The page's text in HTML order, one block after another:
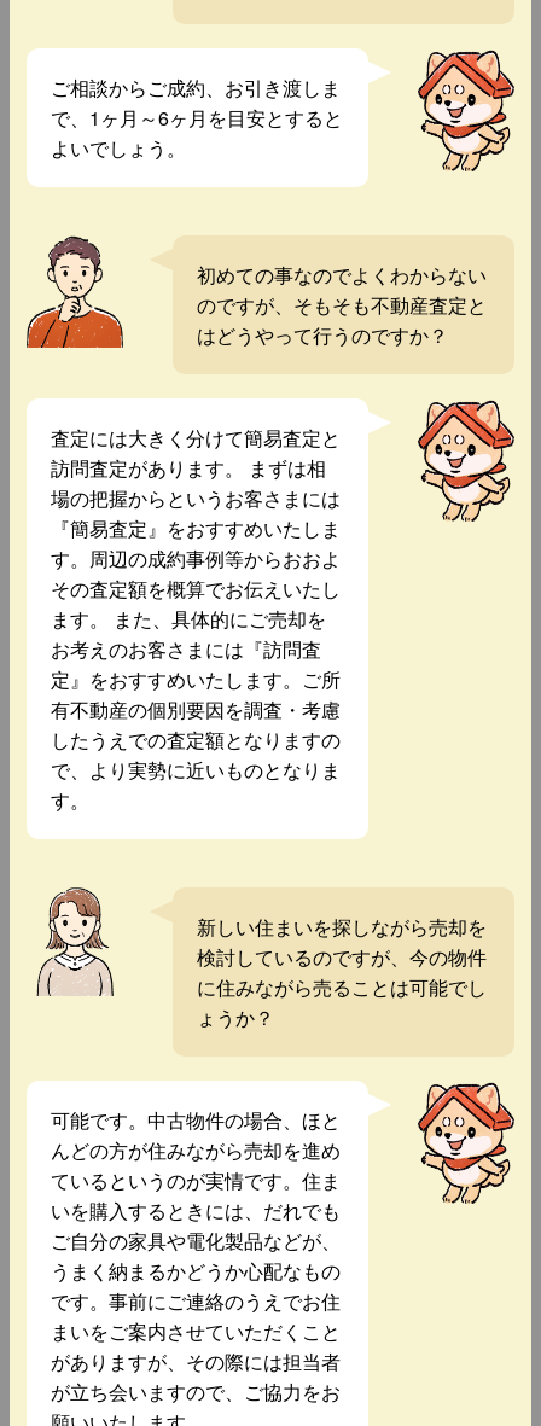
ご相談からご成約、お引き渡しま
で、1ヶ月～6ヶ月を目安とすると
よいでしょう。
初めての事なのでよくわからない
のですが、そもそも不動産査定と
はどうやって行うのですか？
査定には大きく分けて簡易査定と
訪問査定があります。 まずは相
場の把握からというお客さまには
『簡易査定』をおすすめいたしま
す。周辺の成約事例等からおおよ
その査定額を概算でお伝えいたし
ます。 また、具体的にご売却を
お考えのお客さまには『訪問査
定』をおすすめいたします。ご所
有不動産の個別要因を調査・考慮
したうえでの査定額となりますの
で、より実勢に近いものとなりま
す。
新しい住まいを探しながら売却を
検討しているのですが、今の物件
に住みながら売ることは可能でし
ょうか？
可能です。中古物件の場合、ほと
んどの方が住みながら売却を進め
ているというのが実情です。住ま
いを購入するときには、だれでも
ご自分の家具や電化製品などが、
うまく納まるかどうか心配なもの
です。事前にご連絡のうえでお住
まいをご案内させていただくこと
がありますが、その際には担当者
が立ち会いますので、ご協力をお